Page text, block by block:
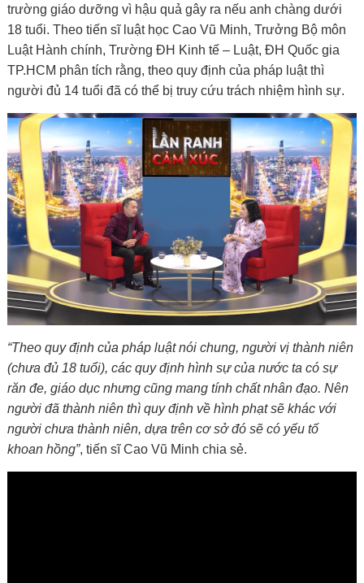
trường giáo dưỡng vì hậu quả gây ra nếu anh chàng dưới
18 tuổi. Theo tiến sĩ luật học Cao Vũ Minh, Trưởng Bộ môn
Luật Hành chính, Trường ĐH Kinh tế – Luật, ĐH Quốc gia
TP.HCM phân tích rằng, theo quy định của pháp luật thì
người đủ 14 tuổi đã có thể bị truy cứu trách nhiệm hình sự.
“Theo quy định của pháp luật nói chung, người vị thành niên
(chưa đủ 18 tuổi), các quy định hình sự của nước ta có sự
răn đe, giáo dục nhưng cũng mang tính chất nhân đạo. Nên
người đã thành niên thì quy định về hình phạt sẽ khác với
người chưa thành niên, dựa trên cơ sở đó sẽ có yếu tố
khoan hồng”, tiến sĩ Cao Vũ Minh chia sẻ.